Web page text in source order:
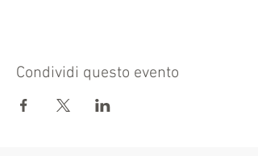
Condividi questo evento